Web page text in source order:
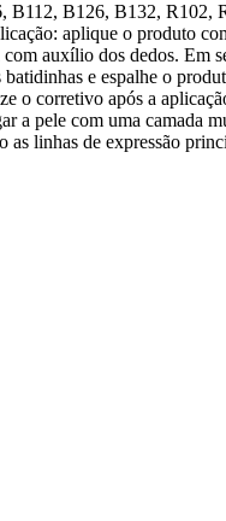
B112, B126, B132, R102,
aplique o produto
auxílio dos dedos. Em
batidinhas e espalhe o
o corretivo após a
a pele com uma camada
as linhas de expressão